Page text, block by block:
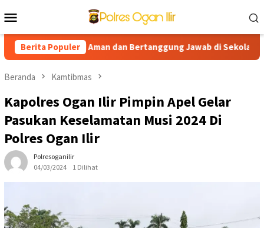
ke
Mobile
Berita Populer
AI Aman dan Bertanggung Jawab di Sekolah
Beranda Kamtibmas
Kapolres Ogan Ilir Pimpin Apel Gelar
Pasukan Keselamatan Musi 2024 Di
Polres Ogan Ilir
Polresoganilir
04/03/2024
1 Dilihat